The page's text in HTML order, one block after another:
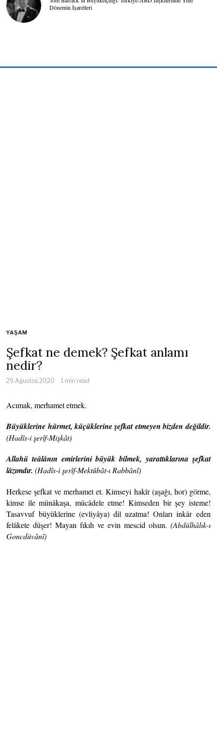
Dönemin İşaretleri
YAŞAM
Şefkat ne demek? Şefkat anlamı
nedir?
29 Ağustos 2020 1 min read
Acımak, merhamet etmek.
Büyüklerine hürmet, küçüklerine şefkat etmeyen bizden değildir.
(Hadîs-i şerîf-Mişkât)
Allahü teâlânın emirlerini büyük bilmek, yarattıklarına şefkat
lâzımdır.(Hadîs-i şerîf-Mektûbât-ı Rabbânî)
Herkese şefkat ve merhamet et. Kimseyi hakîr (aşağı, hor) görme,
kimse ile münâkaşa, mücâdele etme! Kimseden bir şey isteme!
Tasavvuf büyüklerine (evliyâya) dil uzatma! Onları inkâr eden
felâkete düşer! Mayan fıkıh ve evin mescid olsun. (Abdülhâlık-ı
Goncdüvânî)